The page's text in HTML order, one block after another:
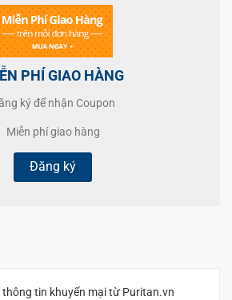
PHÍ GIAO HÀNG
ký để nhận Coupon
Miễn phí giao hàng
Đăng ký
thông tin khuyến mại từ Puritan.vn